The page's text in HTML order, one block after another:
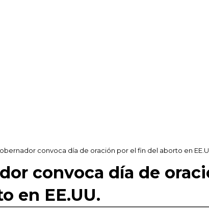
convoca día de oración por el fin del aborto en
convoca día de
en EE.UU.